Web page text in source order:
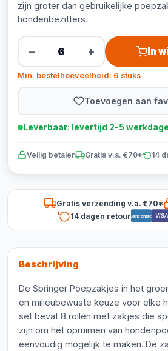
zijn groter dan gebruikelijke
hondenbezitters.
− + In
Min. bestelhoeveelheid: 6 stuks
Toevoegen aan
Leverbaar: levertijd 2-5
Veilig betalen Gratis v.a. €70* 14
Gratis verzending v.a. €70*
14 dagen retourBancontact VISA
Beschrijving
De Springer Poepzakjes in het
en milieubewuste keuze voor elke
set bevat 8 rollen met zakjes die
zijn om het opruimen van
eenvoudig mogelijk te maken. De